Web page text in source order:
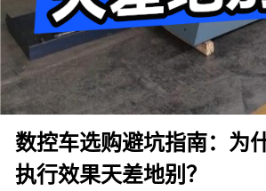
数控车选购避坑指南：为
执行效果天差地别？